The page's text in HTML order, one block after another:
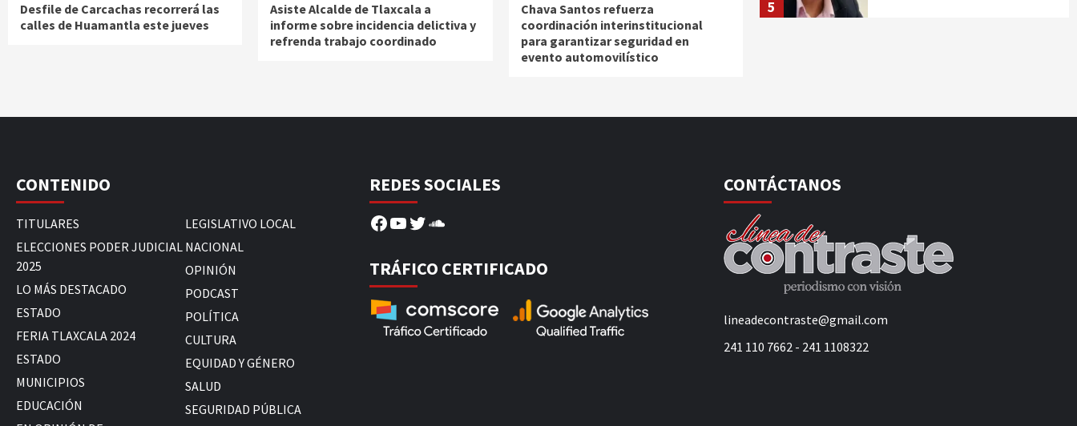
Desfile de Carcachas recorrerá las
calles de Huamantla este jueves
Asiste Alcalde de Tlaxcala a
informe sobre incidencia delictiva y
refrenda trabajo coordinado
Chava Santos refuerza
coordinación interinstitucional
para garantizar seguridad en
evento automovilístico
5
CONTENIDO
TITULARES
ELECCIONES PODER JUDICIAL
2025
LO MÁS DESTACADO
ESTADO
FERIA TLAXCALA 2024
ESTADO
MUNICIPIOS
EDUCACIÓN
LEGISLATIVO LOCAL
NACIONAL
OPINIÓN
PODCAST
POLÍTICA
CULTURA
EQUIDAD Y GÉNERO
SALUD
SEGURIDAD PÚBLICA
REDES SOCIALES
Facebook
YouTube
Twitter
SoundCloud
TRÁFICO CERTIFICADO
CONTÁCTANOS
lineadecontraste@gmail.com
241 110 7662 - 241 1108322